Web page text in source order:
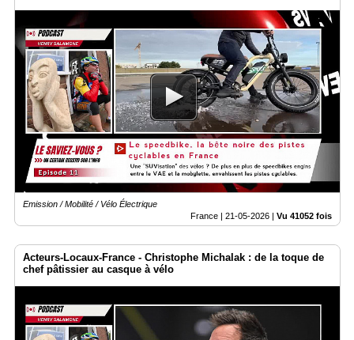
Emission / Mobilité / Vélo Électrique
France | 21-05-2026 | Vu 41052 fois
Acteurs-Locaux-France - Christophe Michalak : de la toque de
chef pâtissier au casque à vélo